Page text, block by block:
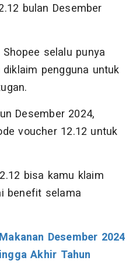
bulan Desember
selalu punya
pengguna untuk
Desember 2024,
voucher 12.12 untuk
bisa kamu klaim
benefit selama
Desember 2024
Akhir Tahun